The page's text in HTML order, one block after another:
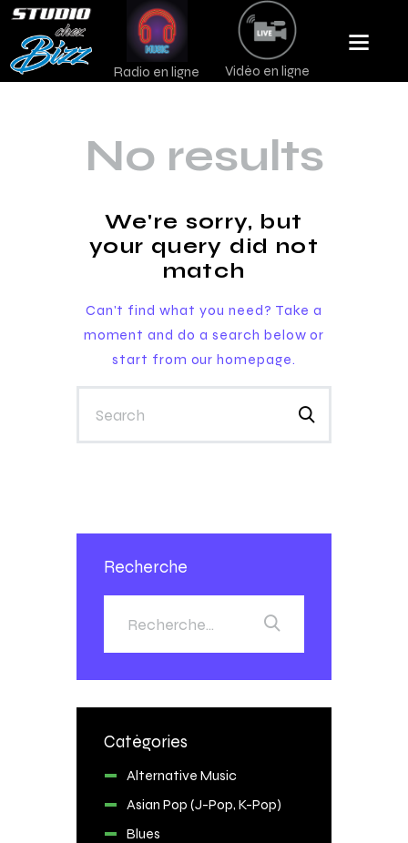
Radio en ligne Vidéo en ligne
No results
We're sorry, but
your query did not
match
Can't find what you need? Take a
moment and do a search below or
start from our homepage.
Recherche
Catégories
Alternative Music
Asian Pop (J-Pop, K-Pop)
Blues